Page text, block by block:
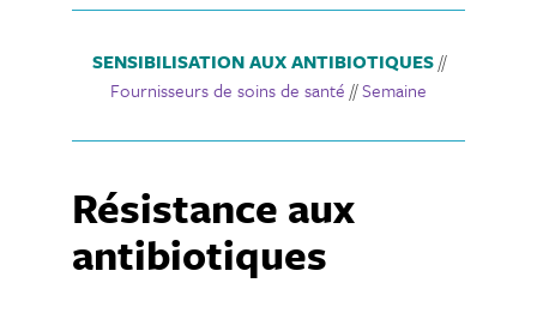
SENSIBILISATION AUX ANTIBIOTIQUES//
Fournisseurs de soins de santé //Semaine
Résistance aux
antibiotiques